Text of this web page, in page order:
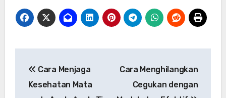
pos
Cara Menjaga
Kesehatan Mata
Cara Menghilangkan
Cegukan dengan